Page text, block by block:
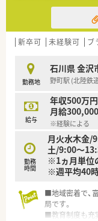
【勤務実態につ
■日曜祝日に加
と充実していま
にしたい方にも
■残業代は15
と給与に反映さ
新卒可 未経験可 ブ
勤務地
石川県 金沢
野町駅 (北陸鉄
給与
年収500万
月給
※経験による
勤務
時間
月火水木金/
土/9:00～
※1ヵ月単位
※週平均40
■地域密着で、
局です。
■教育制度も充